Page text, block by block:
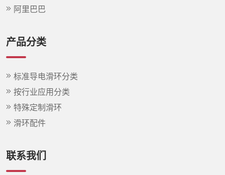
阿里巴巴
产品分类
标准导电滑环分类
按行业应用分类
特殊定制滑环
滑环配件
联系我们